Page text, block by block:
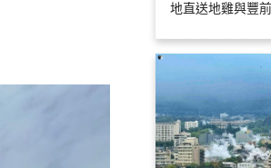
地直送地雞與豐